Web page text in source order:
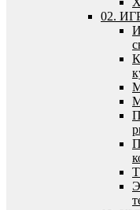
02.